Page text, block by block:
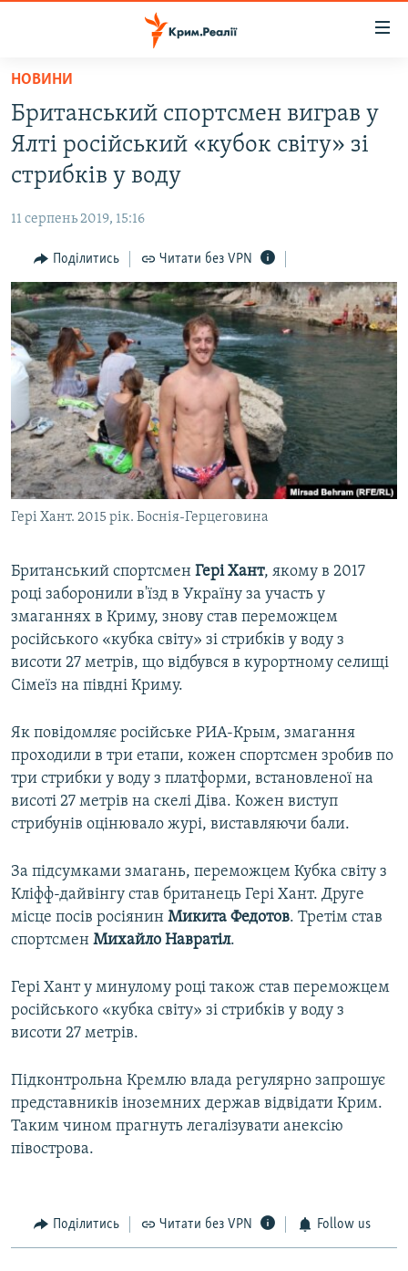
Перейти
основного
матеріалу
Перейти
до
основної
навігації
Перейти
до
пошуку
ВОДА.КРИМ
ВІДЕО ТА ФОТО
БЛОГИ
ПОГЛЯД
ІНТЕРВ'Ю
ВСЕ ЗА ДЕНЬ
СПЕЦПРОЕКТИ
ДЕПОРТАЦІЯ
ВІДЕОУРОКИ «ELIFBE»
СВІДЧЕННЯ ОКУПАЦІЇ
УКРАЇНСЬКА ПРОБЛЕМА КРИМУ
ІНФОГРАФІКА
ЯК ОБІЙТИ БЛОКУВАННЯ
Русский
Qırımtatar
ДОЛУЧАЙСЯ!
Усі сайти RFE/RL
НОВИНИ
Британський спортсмен виграв у
Ялті російський «кубок світу» зі
стрибків у воду
11 серпень 2019, 15:16
Поділитись Читати без VPN
Гері Хант. 2015 рік. Боснія-Герцеговина
Британський спортсмен Гері Хант, якому в 2017
році заборонили в'їзд в Україну за участь у
змаганнях в Криму, знову став переможцем
російського «кубка світу» зі стрибків у воду з
висоти 27 метрів, що відбувся в курортному селищі
Сімеїз на півдні Криму.
Як повідомляє російське РИА-Крым, змагання
проходили в три етапи, кожен спортсмен зробив по
три стрибки у воду з платформи, встановленої на
висоті 27 метрів на скелі Діва. Кожен виступ
стрибунів оцінювало журі, виставляючи бали.
За підсумками змагань, переможцем Кубка світу з
Кліфф-дайвінгу став британець Гері Хант. Друге
місце посів росіянин Микита Федотов. Третім став
спортсмен Михайло Навратіл.
Гері Хант у минулому році також став переможцем
російського «кубка світу» зі стрибків у воду з
висоти 27 метрів.
Підконтрольна Кремлю влада регулярно запрошує
представників іноземних держав відвідати Крим.
Таким чином прагнуть легалізувати анексію
півострова.
Поділитись Читати без VPN Follow us